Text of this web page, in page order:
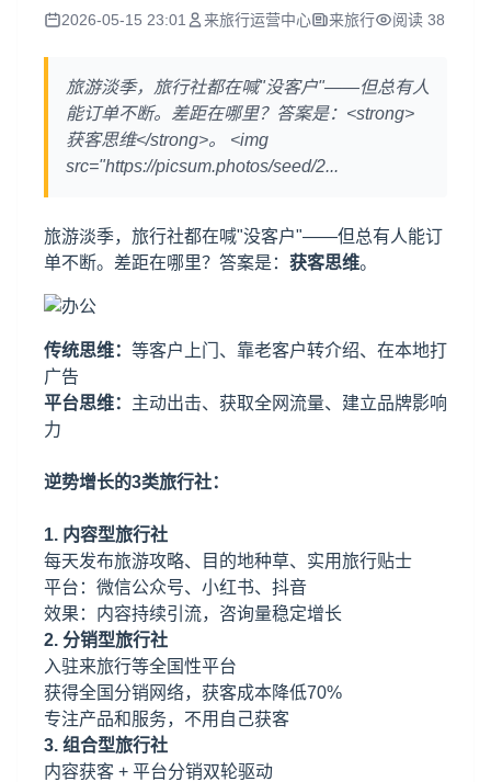
2026-05-15 23:01 来旅行运营中心 来旅行 阅读 38
旅游淡季，旅行社都在喊"没客户"——但总有人
能订单不断。差距在哪里？答案是：<strong>
获客思维</strong>。 <img
src="https://picsum.photos/seed/2...
旅游淡季，旅行社都在喊"没客户"——但总有人能订
单不断。差距在哪里？答案是： 获客思维。
传统思维： 等客户上门、靠老客户转介绍、在本地打
广告
平台思维： 主动出击、获取全网流量、建立品牌影响
力
逆势增长的3类旅行社：
1. 内容型旅行社
每天发布旅游攻略、目的地种草、实用旅行贴士
平台：微信公众号、小红书、抖音
效果：内容持续引流，咨询量稳定增长
2. 分销型旅行社
入驻来旅行等全国性平台
获得全国分销网络，获客成本降低70%
专注产品和服务，不用自己获客
3. 组合型旅行社
内容获客 + 平台分销双轮驱动